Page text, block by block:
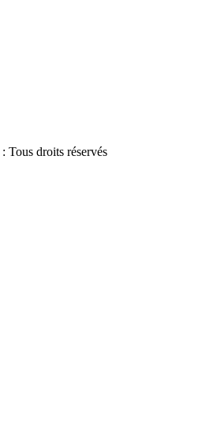
: Tous droits réservés